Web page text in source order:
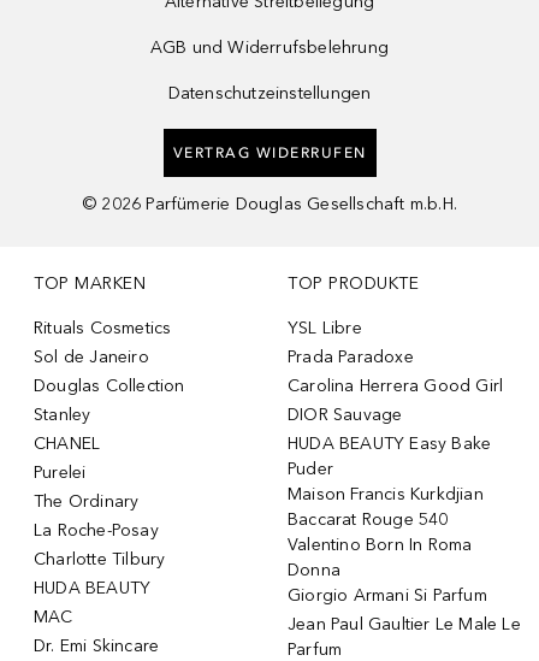
AGB und Widerrufsbelehrung
Datenschutzeinstellungen
VERTRAG WIDERRUFEN
© 2026 Parfümerie Douglas Gesellschaft m.b.H.
TOP MARKEN
Rituals Cosmetics
Sol de Janeiro
Douglas Collection
Stanley
CHANEL
Purelei
The Ordinary
La Roche-Posay
Charlotte Tilbury
HUDA BEAUTY
MAC
Dr. Emi Skincare
TOP PRODUKTE
YSL Libre
Prada Paradoxe
Carolina Herrera Good Girl
DIOR Sauvage
HUDA BEAUTY Easy Bake
Puder
Maison Francis Kurkdjian
Baccarat Rouge 540
Valentino Born In Roma
Donna
Giorgio Armani Si Parfum
Jean Paul Gaultier Le Male Le
Parfum